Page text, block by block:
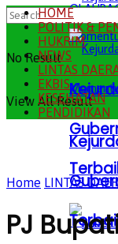
No Result
View All Result
HOME
POLITIK &
HUKRIM
NEWS
LINTAS
EKBIS
KESEHATAN
PENDIDIKAN
Home LINTAS
PJ